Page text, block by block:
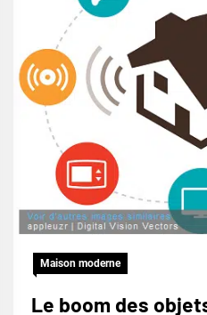
Maison moderne
Le boom des